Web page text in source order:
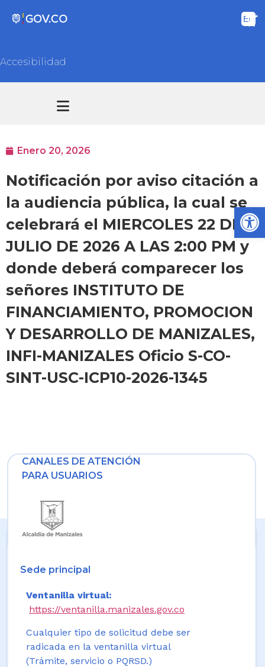
Accesibilidad
Enero 20, 2026
Notificación por aviso citación a
la audiencia pública, la cual se
celebrará el MIERCOLES 22 DE
JULIO DE 2026 A LAS 2:00 PM y
donde deberá comparecer los
señores INSTITUTO DE
FINANCIAMIENTO, PROMOCION
Y DESARROLLO DE MANIZALES,
INFI-MANIZALES Oficio S-CO-
SINT-USC-ICP10-2026-1345
CANALES DE ATENCIÓN
PARA USUARIOS
Sede principal
Ventanilla virtual:
https://ventanilla.manizales.gov.co
Cualquier tipo de solicitud debe ser
radicada en la ventanilla virtual
(Trámite, servicio o PQRSD.)